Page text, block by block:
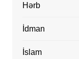
Hərb
İdman
İslam